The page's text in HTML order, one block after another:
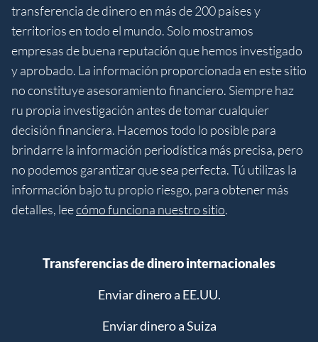
transferencia de dinero en más de 200 países y
territorios en todo el mundo. Solo mostramos
empresas de buena reputación que hemos investigado
y aprobado. La información proporcionada en este sitio
no constituye asesoramiento financiero. Siempre haz
ru propia investigación antes de tomar cualquier
decisión financiera. Hacemos todo lo posible para
brindarre la información periodística más precisa, pero
no podemos garantizar que sea perfecta. Tú utilizas la
información bajo tu propio riesgo, para obtener más
detalles, leecómo funciona nuestro sitio.
Transferencias de dinero internacionales
Enviar dinero a EE.UU.
Enviar dinero a Suiza